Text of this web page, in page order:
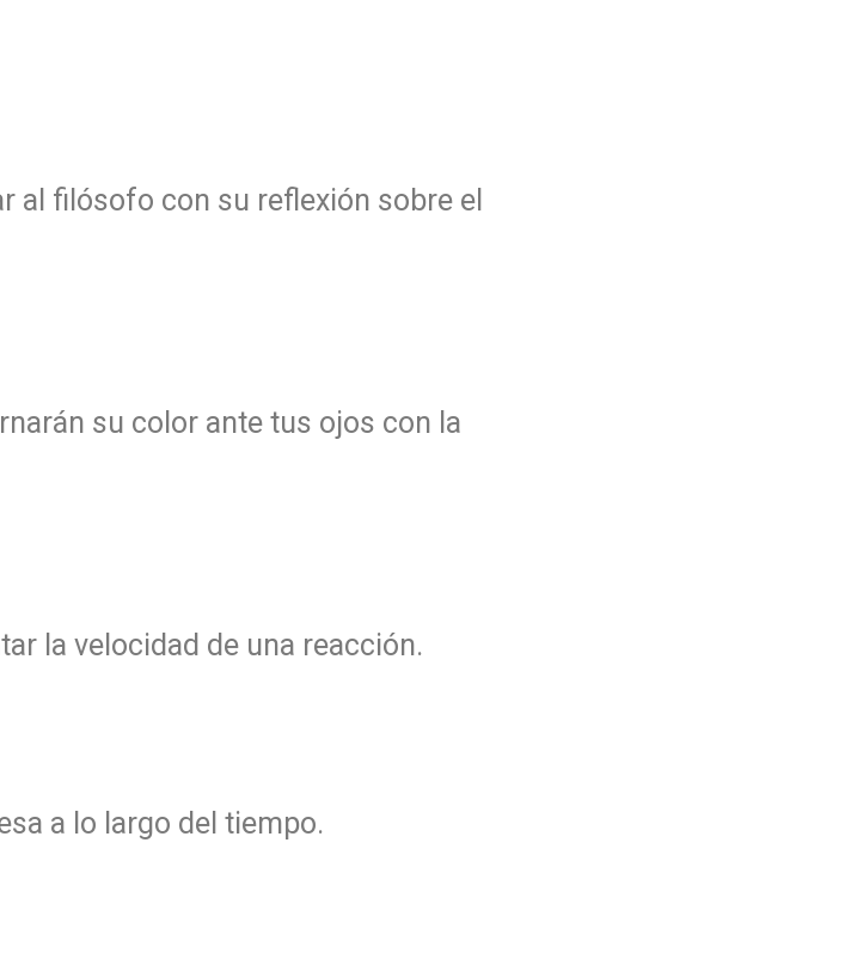
al filósofo con su reflexión sobre el
su color ante tus ojos con la
la velocidad de una reacción.
a lo largo del tiempo.